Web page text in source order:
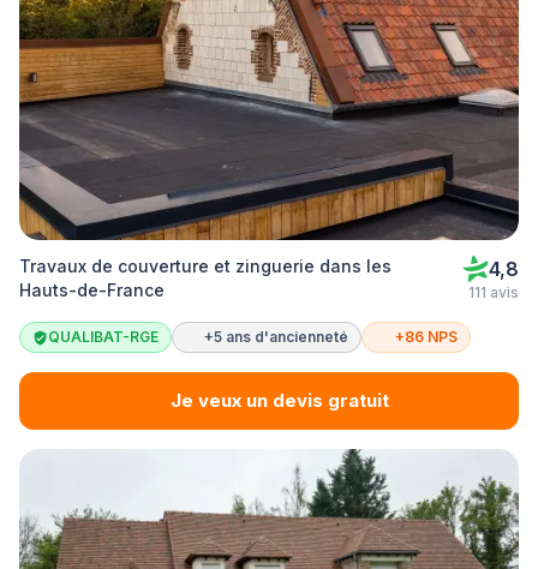
Travaux de couverture et zinguerie dans les
Hauts-de-France
4,8
111 avis
QUALIBAT-RGE +5 ans d'ancienneté +86 NPS
Je veux un devis gratuit